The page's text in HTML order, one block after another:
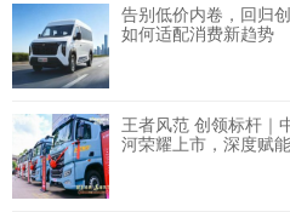
告别低价内卷，回归
如何适配消费新趋势
王者风范 创领标杆｜
河荣耀上市，深度赋